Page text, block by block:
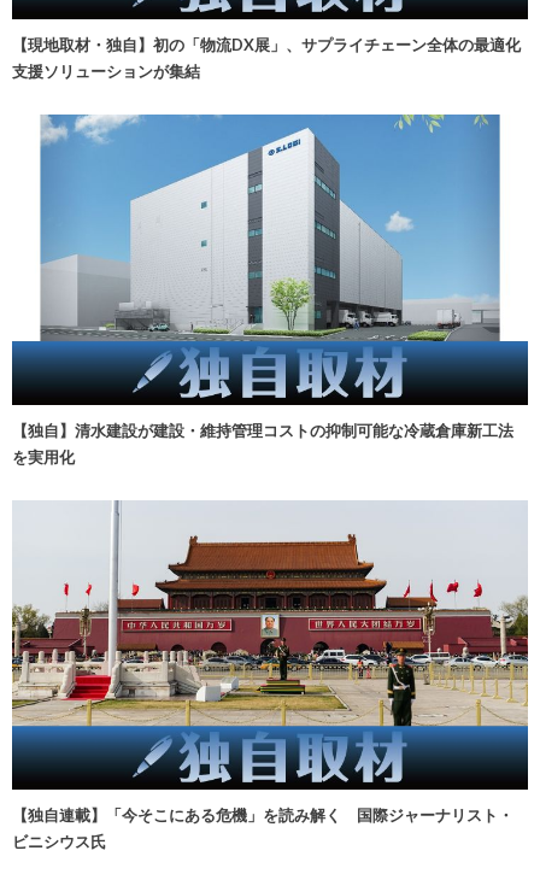
【現地取材・独自】初の「物流DX展」、サプライチェーン全体の最適化
支援ソリューションが集結
【独自】清水建設が建設・維持管理コストの抑制可能な冷蔵倉庫新工法
を実用化
【独自連載】「今そこにある危機」を読み解く 国際ジャーナリスト・
ビニシウス氏